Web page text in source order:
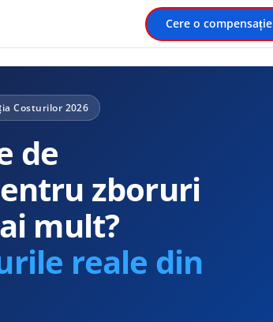
Cere o compensație
Costurilor 2026
de
zboruri
mult?
reale din